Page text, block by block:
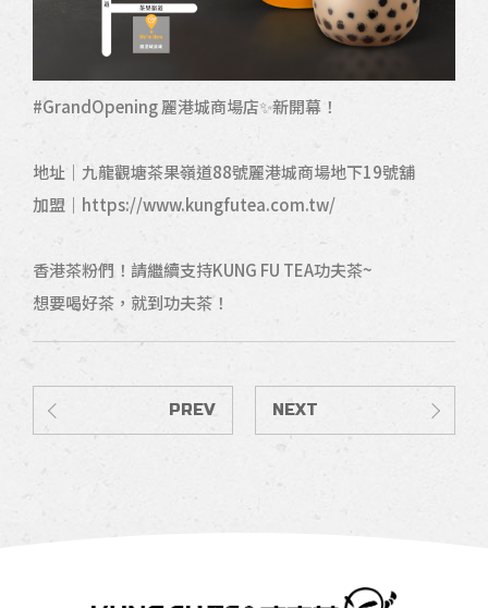
#GrandOpening 麗港城商場店✨新開幕！
地址｜九龍觀塘茶果嶺道88號麗港城商場地下19號舖
加盟｜https://www.kungfutea.com.tw/
香港茶粉們！請繼續支持KUNG FU TEA功夫茶~
想要喝好茶，就到功夫茶！
PREV NEXT